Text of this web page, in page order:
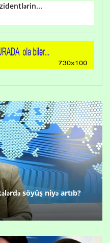
söyüş niyə artıb?